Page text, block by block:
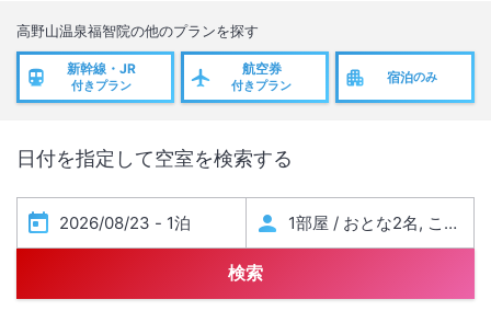
高野山温泉福智院の他のプランを探す
新幹線・JR
付きプラン
航空券
付きプラン
宿泊のみ
日付を指定して空室を検索する
検索